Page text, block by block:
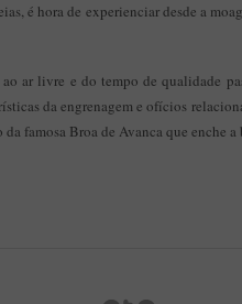
é hora de experienciar desde a
ar livre e do tempo de qualidade
da engrenagem e ofícios
famosa Broa de Avanca que enche a